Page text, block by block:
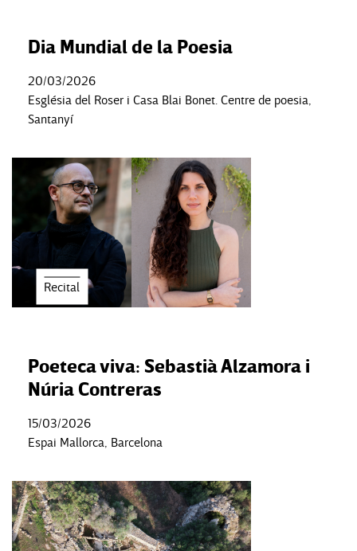
Dia Mundial de la Poesia
20/03/2026
Església del Roser i Casa Blai Bonet. Centre de poesia,
Santanyí
Recital
Poeteca viva: Sebastià Alzamora i
Núria Contreras
15/03/2026
Espai Mallorca, Barcelona